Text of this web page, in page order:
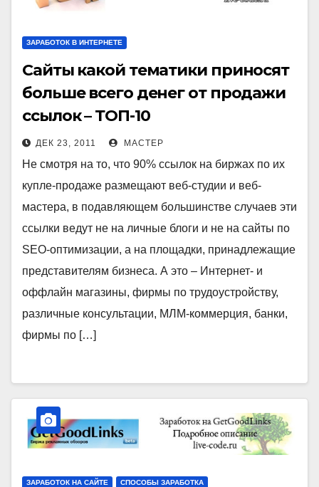
ЗАРАБОТОК В ИНТЕРНЕТЕ
Сайты какой тематики приносят
больше всего денег от продажи
ссылок – ТОП-10
ДЕК 23, 2011 МАСТЕР
Не смотря на то, что 90% ссылок на биржах по их
купле-продаже размещают веб-студии и веб-
мастера, в подавляющем большинстве случаев эти
ссылки ведут не на личные блоги и не на сайты по
SEO-оптимизации, а на площадки, принадлежащие
представителям бизнеса. А это – Интернет- и
оффлайн магазины, фирмы по трудоустройству,
различные консультации, МЛМ-коммерция, банки,
фирмы по […]
ЗАРАБОТОК НА САЙТЕ СПОСОБЫ ЗАРАБОТКА